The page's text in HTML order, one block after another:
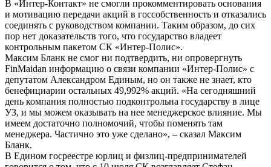
В «Интер-Контакт» не смогли прокомментировать основания
и мотивацию передачи акций в госсобственность и отказались
соединять с руководством компании. Таким образом, до сих
пор нет доказательств того, что государство владеет
контрольным пакетом СК «Интер-Полис».
Максим Бланк не смог ни подтвердить, ни опровергнуть
FinMaidan информацию о связи компании «Интер-Полис» с
депутатом Александром Единым, но он также не знает, кто
бенефициарии остальных 49,992% акций. «На сегодняшний
день компания полностью подконтрольна государству в лице
УЗ, и мы можем оказывать на нее менеджерское влияние. Мы
имеем достаточно полномочий, чтобы поменять там
менеджера. Частично это уже сделано», – сказал Максим
Бланк.
В Едином госреестре юрлиц и физлиц-предпринимателей